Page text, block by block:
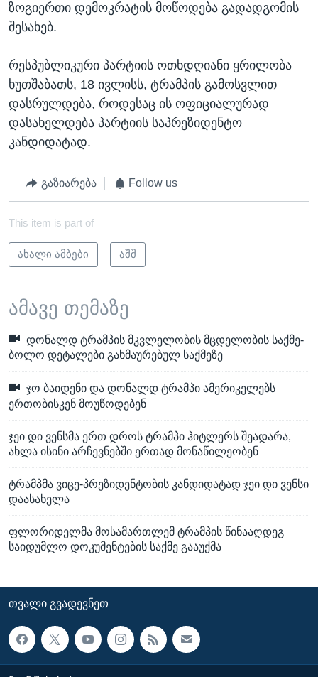
ზოგიერთი დემოკრატის მოწოდება გადადგომის
შესახებ.
რესპუბლიკური პარტიის ოთხდღიანი ყრილობა
ხუთშაბათს, 18 ივლისს, ტრამპის გამოსვლით
დასრულდება, როდესაც ის ოფიციალურად
დასახელდება პარტიის საპრეზიდენტო
კანდიდატად.
გაზიარება Follow us
This item is part of
ახალი ამბები აშშ
ამავე თემაზე
დონალდ ტრამპის მკვლელობის მცდელობის საქმე-
ბოლო დეტალები გახმაურებულ საქმეზე
ჯო ბაიდენი და დონალდ ტრამპი ამერიკელებს
ერთობისკენ მოუწოდებენ
ჯეი დი ვენსმა ერთ დროს ტრამპი ჰიტლერს შეადარა,
ახლა ისინი არჩევნებში ერთად მონაწილეობენ
ტრამპმა ვიცე-პრეზიდენტობის კანდიდატად ჯეი დი ვენსი
დაასახელა
ფლორიდელმა მოსამართლემ ტრამპის წინააღდეგ
საიდუმლო დოკუმენტების საქმე გააუქმა
ᲗᲕᲐᲚᲘ ᲒᲕᲐᲓᲔᲕᲜᲔᲗ